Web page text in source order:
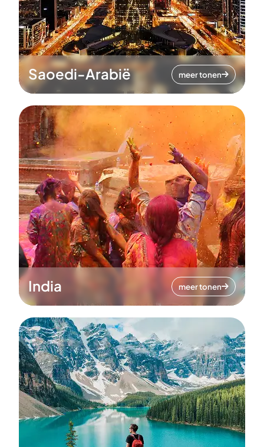
Saoedi-Arabië meer tonen
India meer tonen